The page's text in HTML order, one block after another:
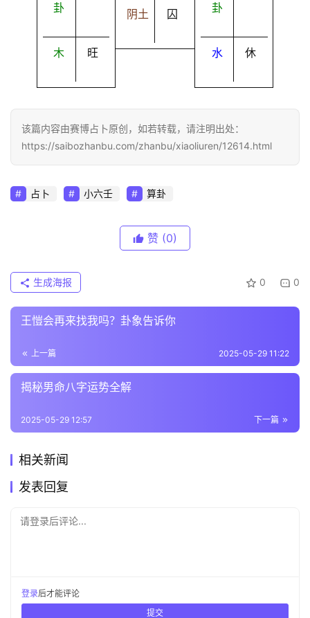
卦
木 旺
阴土 囚
卦
水 休
该篇内容由赛博占卜原创，如若转载，请注明出处：
https://saibozhanbu.com/zhanbu/xiaoliuren/12614.html
占卜 小六壬 算卦
赞 (0)
0 0
生成海报
王愷会再来找我吗？卦象告诉你
上一篇 2025-05-29 11:22
揭秘男命八字运势全解
下一篇
2025-05-29 12:57
相关新闻
发表回复
请登录后评论...
登录后才能评论
提交